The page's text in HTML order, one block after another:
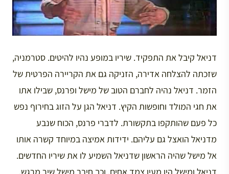
דניאל קיבל את התפקיד. שיריו במופע נהיו להיטים. סטרמניה,
שזכתה להצלחה אדירה, הזניקה גם את הקריירה הפרטית של
הזמר. דניאל נהיה לחברם הטוב של מישל ופרנס, שבילו אתו
את חגי המולד וחופשות הקיץ. דניאל הגן על הזוג בחירוף נפש
כל פעם שהותקפו בתקשורת. לדברי פרנס, הכוח שנבע
מדניאל הואצל גם עליהם. ידידות אמיצה במיוחד קשרה אותו
אל מישל שהיה הראשון שדניאל השמיע לו את שיריו החדשים.
דניאל ומישל היו מעין צמד אחים. וכך חיבר מישל שיר מרגש,